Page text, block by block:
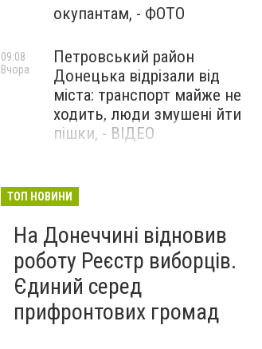
окупантам, - ФОТО
Петровський район
Донецька відрізали від
міста: транспорт майже не
ходить, люди змушені йти
пішки, - ВІДЕО
09:08
Вчора
війни. РФ вдарила
столиці. 15 людей загинули.
В Росії палають
енергопідстанції та
черговий WB
Вчора
ТОП НОВИНИ
На Донеччині відновив
роботу Реєстр виборців.
Єдиний серед
прифронтових громад